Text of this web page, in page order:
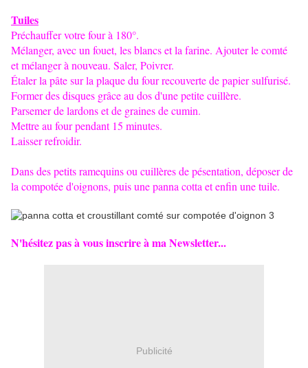
Tuiles
Préchauffer votre four à 180°.
Mélanger, avec un fouet, les blancs et la farine. Ajouter le comté
et mélanger à nouveau. Saler, Poivrer.
Étaler la pâte sur la plaque du four recouverte de papier sulfurisé.
Former des disques grâce au dos d'une petite cuillère.
Parsemer de lardons et de graines de cumin.
Mettre au four pendant 15 minutes.
Laisser refroidir.
Dans des petits ramequins ou cuillères de pésentation, déposer de
la compotée d'oignons, puis une panna cotta et enfin une tuile.
N'hésitez pas à vous inscrire à ma Newsletter...
Publicité